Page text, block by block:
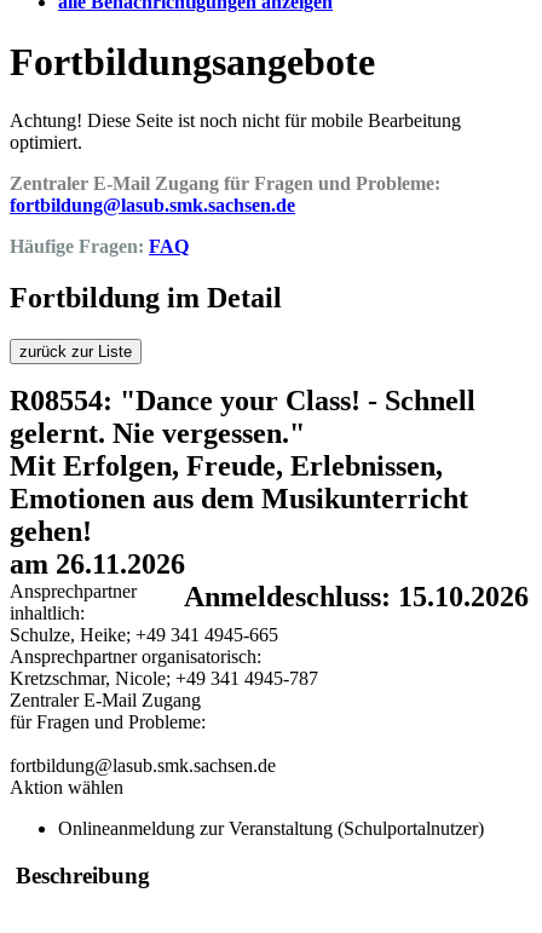
Fortbildungsangebote
Achtung! Diese Seite ist noch nicht für mobile Bearbeitung
optimiert.
Zentraler E-Mail Zugang für Fragen und Probleme:
fortbildung@lasub.smk.sachsen.de
Häufige Fragen: FAQ
Fortbildung im Detail
zurück zur Liste
R08554: "Dance your Class! - Schnell
gelernt. Nie vergessen."
Mit Erfolgen, Freude, Erlebnissen,
Emotionen aus dem Musikunterricht
gehen!
am 26.11.2026
Anmeldeschluss: 15.10.2026
Ansprechpartner
inhaltlich:
Schulze, Heike; +49 341 4945-665
Ansprechpartner organisatorisch:
Kretzschmar, Nicole; +49 341 4945-787
Zentraler E-Mail Zugang
für Fragen und Probleme:
fortbildung@lasub.smk.sachsen.de
Aktion wählen
Onlineanmeldung zur Veranstaltung (Schulportalnutzer)
Beschreibung